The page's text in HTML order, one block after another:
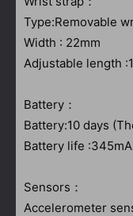
Type:Removable
Width : 22mm
Adjustable length
Battery：
Battery:10 days
Battery life
Sensors：
Accelerometer